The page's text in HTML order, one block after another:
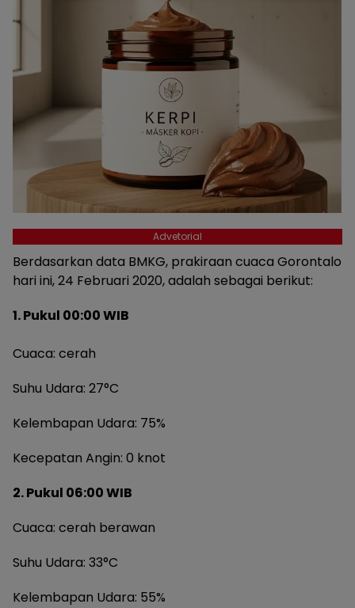
Advetorial
Berdasarkan data BMKG, prakiraan cuaca Gorontalo
hari ini, 24 Februari 2020, adalah sebagai berikut:
1. Pukul 00:00 WIB
Cuaca: cerah
Suhu Udara: 27°C
Kelembapan Udara: 75%
Kecepatan Angin: 0 knot
2. Pukul 06:00 WIB
Cuaca: cerah berawan
Suhu Udara: 33°C
Kelembapan Udara: 55%